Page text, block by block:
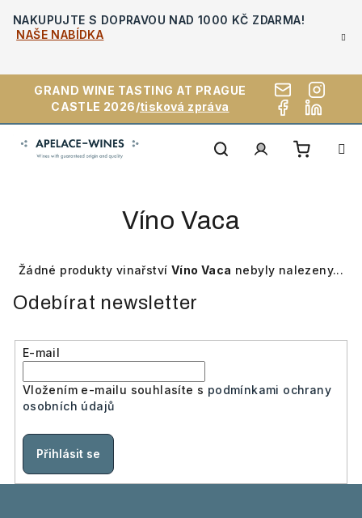
na
obsah
NAKUPUJTE S DOPRAVOU NAD 1000 KČ ZDARMA!
NAŠE NABÍDKA
GRAND WINE TASTING AT PRAGUE
CASTLE 2026/tisková zpráva
Víno Vaca
Žádné produkty vinařství Víno Vaca nebyly nalezeny...
Odebírat newsletter
E-mail
Vložením e-mailu souhlasíte s podmínkami ochrany
osobních údajů
Přihlásit se